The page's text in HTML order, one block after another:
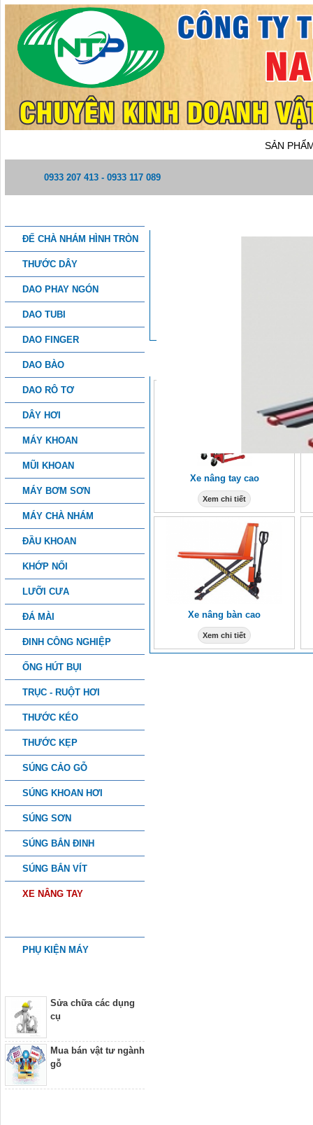
SẢN
0933 207 413 - 0933 117 089
ĐẾ CHÀ NHÁM HÌNH TRÒN
THƯỚC DÂY
DAO PHAY NGÓN
DAO TUBI
DAO FINGER
DAO BÀO
DAO RÔ TƠ
DÂY HƠI
MÁY KHOAN
MŨI KHOAN
MÁY BƠM SƠN
MÁY CHÀ NHÁM
ĐẦU KHOAN
KHỚP NỐI
LƯỠI CƯA
ĐÁ MÀI
ĐINH CÔNG NGHIỆP
ỐNG HÚT BỤI
TRỤC - RUỘT HƠI
THƯỚC KÉO
THƯỚC KẸP
SÚNG CẢO GỖ
SÚNG KHOAN HƠI
SÚNG SƠN
SÚNG BẮN ĐINH
SÚNG BẮN VÍT
XE NÂNG TAY
PHỤ KIỆN MÁY
Sửa chữa các dụng
cụ
Mua bán vật tư ngành
gỗ
Xe nâng tay cao
Xem chi tiết
Xe nâng bàn cao
Xem chi tiết